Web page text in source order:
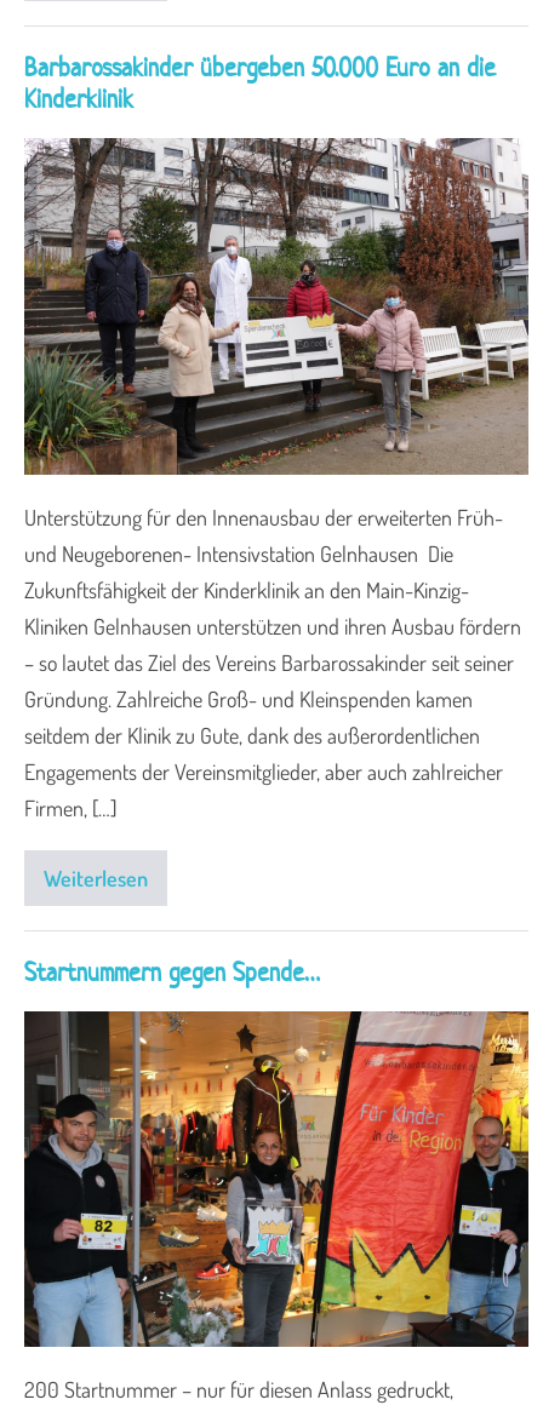
Barbarossakinder übergeben 50.000 Euro an die
Kinderklinik
Unterstützung für den Innenausbau der erweiterten Früh-
und Neugeborenen- Intensivstation Gelnhausen Die
Zukunftsfähigkeit der Kinderklinik an den Main-Kinzig-
Kliniken Gelnhausen unterstützen und ihren Ausbau fördern
– so lautet das Ziel des Vereins Barbarossakinder seit seiner
Gründung. Zahlreiche Groß- und Kleinspenden kamen
seitdem der Klinik zu Gute, dank des außerordentlichen
Engagements der Vereinsmitglieder, aber auch zahlreicher
Firmen, […]
Weiterlesen
Startnummern gegen Spende…
200 Startnummer – nur für diesen Anlass gedruckt,